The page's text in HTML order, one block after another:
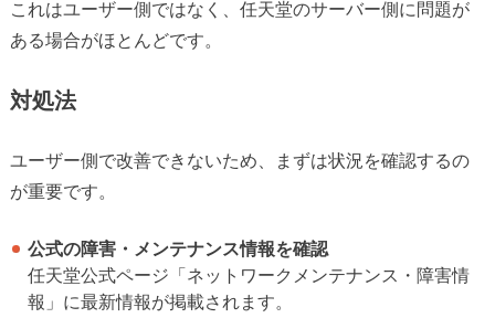
これはユーザー側ではなく、任天堂のサーバー側に問題が
ある場合がほとんどです。
対処法
ユーザー側で改善できないため、まずは状況を確認するの
が重要です。
公式の障害・メンテナンス情報を確認
任天堂公式ページ「ネットワークメンテナンス・障害情
報」に最新情報が掲載されます。